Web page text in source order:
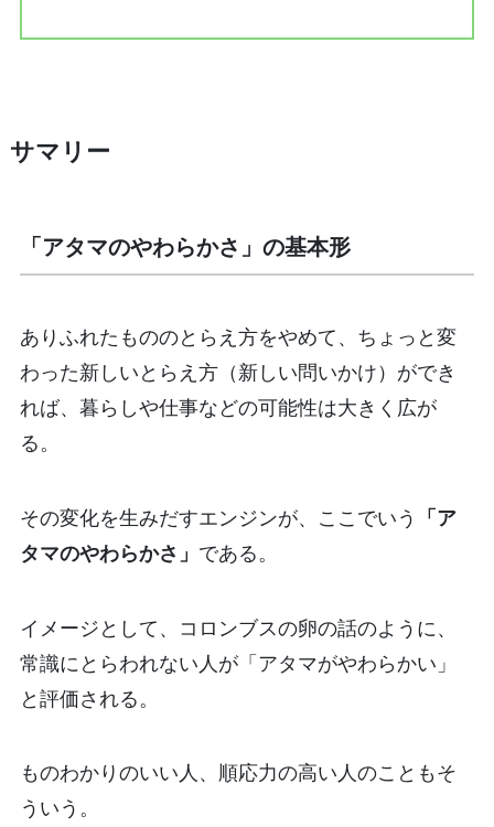
サマリー
「アタマのやわらかさ」の基本形
ありふれたもののとらえ方をやめて、ちょっと変
わった新しいとらえ方（新しい問いかけ）ができ
れば、暮らしや仕事などの可能性は大きく広が
る。
その変化を生みだすエンジンが、ここでいう
「ア
タマのやわらかさ」 である。
イメージとして、コロンブスの卵の話のように、
常識にとらわれない人が「アタマがやわらかい」
と評価される。
ものわかりのいい人、順応力の高い人のこともそ
ういう。